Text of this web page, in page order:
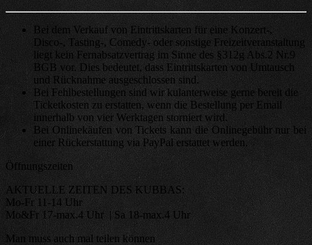
Bei dem Verkauf von Eintrittskarten für eine Konzert-,
Disco-, Tasting-, Comedy- oder sonstige Freizeitveranstaltung
liegt kein Fernabsatzvertrag im Sinne des §312g Abs.2 Nr.9
BGB vor. Dies bedeutet, dass Eintrittskarten von Umtausch
und Rücknahme ausgeschlossen sind.
Bei Fehlbestellungen sind wir kulanterweise gerne bereit die
Ticketkosten zu erstatten, wenn die Bestellung per Email
innerhalb von vier Werktagen storniert wird.
Bei Onlinekäufen von Tickets kann die Onlinegebühr nur bei
einer Rückerstattung via PayPal erstattet werden.
Öffnungszeiten
AKTUELLE ZEITEN DES KUBBAS:
Mo-Fr 11-14 Uhr
Mo&Fr 17-max.4 Uhr | Sa 18-max.4 Uhr
Man muss auch mal teilen können